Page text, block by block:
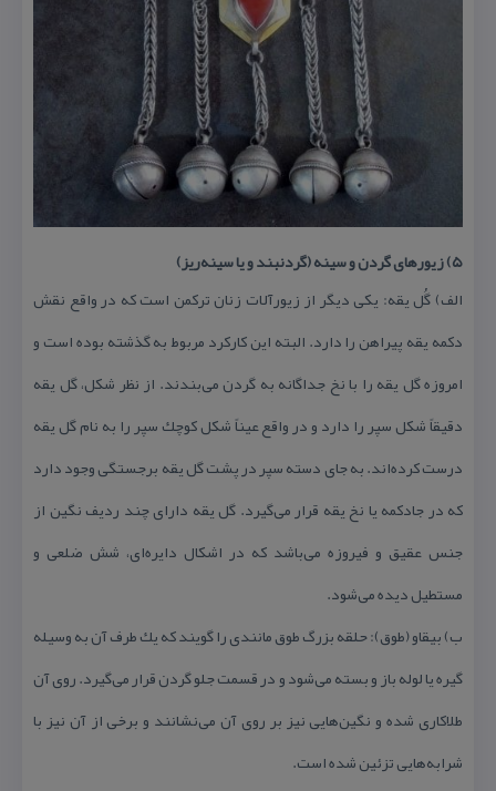
۵) زیورهای گردن و سینه (گردنبند و یا سینه‌ریز)
الف) گُل یقه: یكی دیگر از زیورآلات زنان تركمن است كه در واقع نقش
دكمه یقه پیراهن را دارد. البته این كاركرد مربوط به گذشته بوده است و
امروزه گل یقه را با نخ جداگانه به گردن می‌بندند. از نظر شكل، گل یقه
دقیقاً شكل سپر را دارد و در واقع عیناً شكل كوچك سپر را به نام گل یقه
درست كرده‌اند. به جای دسته سپر در پشت گل یقه برجستگی وجود دارد
كه در جادكمه یا نخ یقه قرار می‌گیرد. گل یقه دارای چند ردیف نگین از
جنس عقیق و فیروزه می‌باشد كه در اشكال دایره‌ای، شش ضلعی و
مستطیل دیده می‌شود.
ب) بیقاو (طوق): حلقه بزرگ طوق‌ مانندی را گویند كه یك طرف آن به وسیله
گیره یا لوله باز و بسته می‌شود و در قسمت جلو گردن قرار می‌گیرد. روی آن
طلاكاری شده و نگین‌هایی نیز بر روی آن می‌نشانند و برخی از آن نیز با
شرابه‌هایی تزئین شده است.